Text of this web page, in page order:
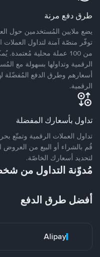
طرق دفع مرنة
من 100 عملة محلية
الرقمية وتداولها بسهولة مع
أسعارهم وطرق الدفع المُفضّلة
الرقمية.
تداول بأسعارك المفضلة
تداول العملات الرقمية وتمتّع
قُم بالشراء أو البيع من العروض
لتحديد أسعارك الخاصّة.
مُدوّنة التداول من
أفضل طرق الدفع
Alipay